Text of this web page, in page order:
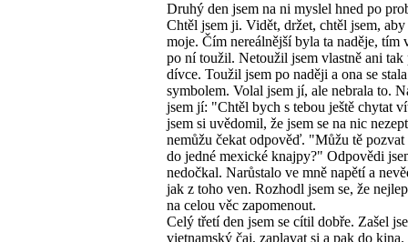
Druhý den jsem na ni myslel hned po
Chtěl jsem ji. Vidět, držet, chtěl jsem,
moje. Čím nereálnější byla ta naděje, tím
po ní toužil. Netoužil jsem vlastně ani tak
dívce. Toužil jsem po naději a ona se
symbolem. Volal jsem jí, ale nebrala to.
jsem jí: "Chtěl bych s tebou ještě chytat
jsem si uvědomil, že jsem se na nic
nemůžu čekat odpověď. "Můžu tě pozvat
do jedné mexické knajpy?" Odpovědi
nedočkal. Narůstalo ve mně napětí a
jak z toho ven. Rozhodl jsem se, že
na celou věc zapomenout.
Celý třetí den jsem se cítil dobře. Zašel
vietnamský čaj, zaplavat si a pak do